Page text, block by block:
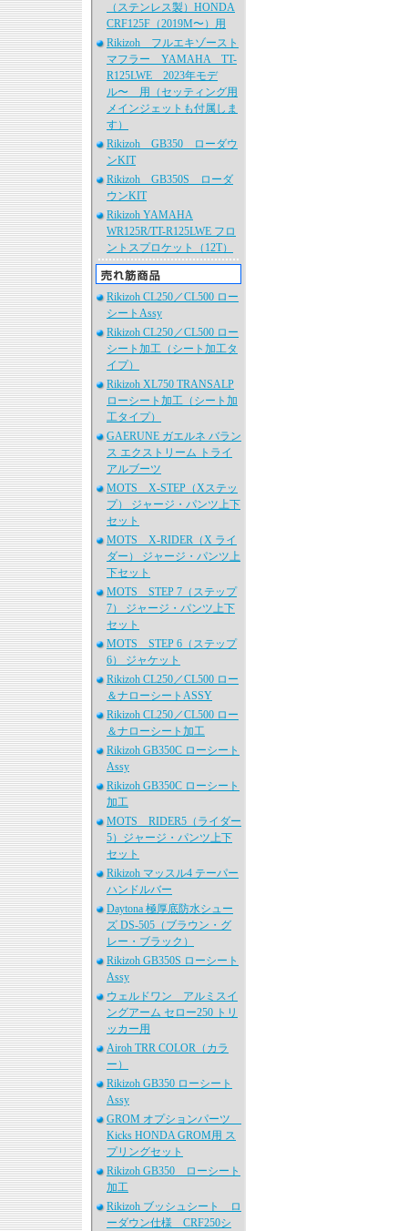
（ステンレス製）HONDA
CRF125F（2019M〜）用
Rikizoh フルエキゾースト
マフラー YAMAHA TT-
R125LWE 2023年モデ
ル〜 用（セッティング用
メインジェットも付属しま
す）
Rikizoh GB350 ローダウ
ンKIT
Rikizoh GB350S ローダ
ウンKIT
Rikizoh YAMAHA
WR125R/TT-R125LWE フロ
ントスプロケット（12T）
Rikizoh CL250／CL500 ロー
シートAssy
Rikizoh CL250／CL500 ロー
シート加工（シート加工タ
イプ）
Rikizoh XL750 TRANSALP
ローシート加工（シート加
工タイプ）
GAERUNE ガエルネ バラン
ス エクストリーム トライ
アルブーツ
MOTS X-STEP（Xステッ
プ） ジャージ・パンツ上下
セット
MOTS X-RIDER（X ライ
ダー） ジャージ・パンツ上
下セット
MOTS STEP 7（ステップ
7） ジャージ・パンツ上下
セット
MOTS STEP 6（ステップ
6） ジャケット
Rikizoh CL250／CL500 ロー
＆ナローシートASSY
Rikizoh CL250／CL500 ロー
＆ナローシート加工
Rikizoh GB350C ローシート
Assy
Rikizoh GB350C ローシート
加工
MOTS RIDER5（ライダー
5）ジャージ・パンツ上下
セット
Rikizoh マッスル4 テーパー
ハンドルバー
Daytona 極厚底防水シュー
ズ DS-505（ブラウン・グ
レー・ブラック）
Rikizoh GB350S ローシート
Assy
ウェルドワン アルミスイ
ングアーム セロー250 トリ
ッカー用
Airoh TRR COLOR（カラ
ー）
Rikizoh GB350 ローシート
Assy
GROM オプションパーツ
Kicks HONDA GROM用 ス
プリングセット
Rikizoh GB350 ローシート
加工
Rikizoh ブッシュシート ロ
ーダウン仕様 CRF250シ